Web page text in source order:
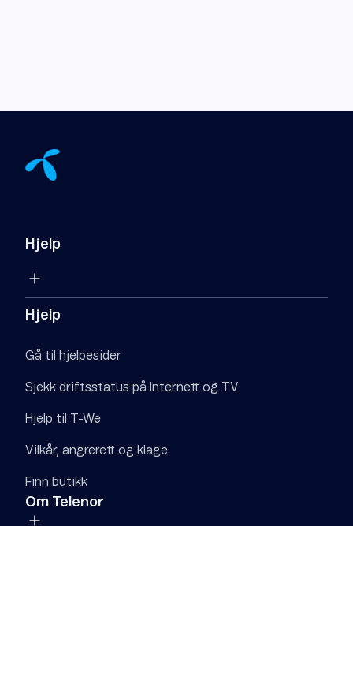
Hjelp
Hjelp
Gå til hjelpesider
Sjekk driftsstatus på Internett og TV
Hjelp til T-We
Vilkår, angrerett og klage
Finn butikk
Om Telenor